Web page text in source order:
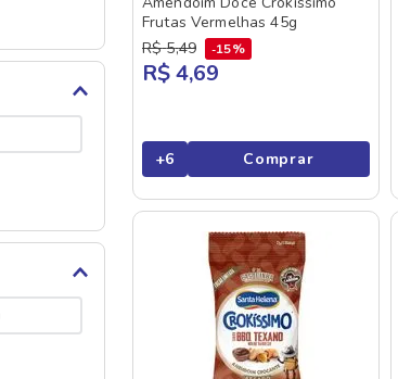
Frutas Vermelhas 45g
R$ 5,49 15%
R$ 4,69
+6 Comprar